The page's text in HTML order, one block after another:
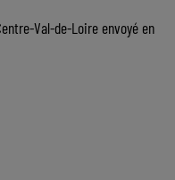
Val-de-Loire envoyé en